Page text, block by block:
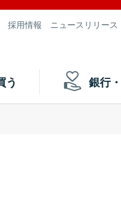
採用情報 ニュースリリース
う 銀行